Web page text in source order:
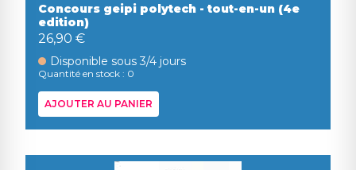
Concours geipi polytech - tout-en-un (4e
edition)
26,90 €
Disponible sous 3/4 jours
Quantité en stock : 0
AJOUTER AU PANIER